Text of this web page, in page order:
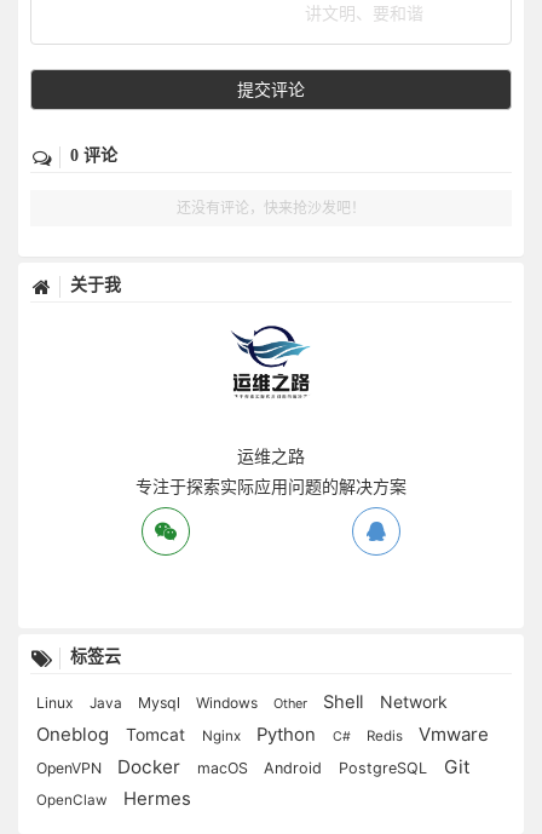
讲文明、要和谐
提交评论
0 评论
还没有评论，快来抢沙发吧！
关于我
运维之路
专注于探索实际应用问题的解决方案
标签云
Linux Java Mysql Windows Other Shell Network
Oneblog Tomcat Nginx Python C# Redis Vmware
OpenVPN Docker macOS Android PostgreSQL Git
OpenClaw Hermes